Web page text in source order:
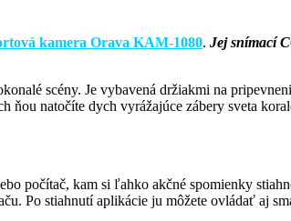
kamera Orava KAM-1080. Jej snímací
scény. Je vybavená držiakmi na
natočíte dych vyrážajúce zábery sveta
počítač, kam si ľahko akčné spomienky
Po stiahnutí aplikácie ju môžete ovládať aj